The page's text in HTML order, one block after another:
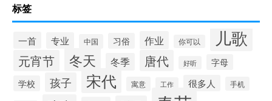
标签
一首 专业 中国 习俗 作业 你可以 儿歌
元宵节 冬天 冬季 唐代 好听
字母
学校
孩子 宋代 寓意 工作 很多人 手机